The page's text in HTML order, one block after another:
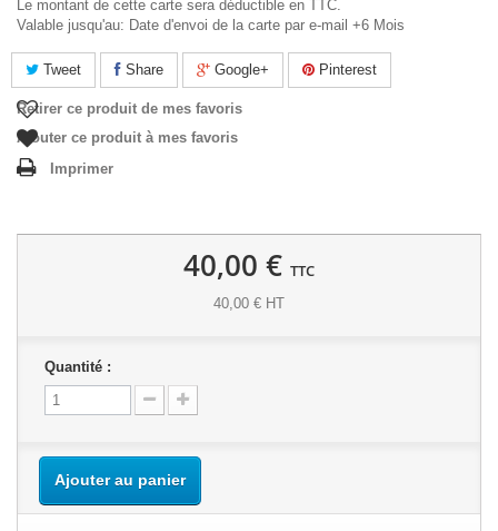
Le montant de cette carte sera déductible en TTC.
Valable jusqu'au: Date d'envoi de la carte par e-mail +6 Mois
Tweet Share Google+ Pinterest
Retirer ce produit de mes favoris
Ajouter ce produit à mes favoris
Imprimer
40,00 € TTC
40,00 € HT
Quantité :
Ajouter au panier